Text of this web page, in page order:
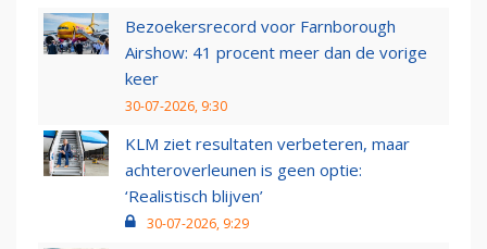
Bezoekersrecord voor Farnborough
Airshow: 41 procent meer dan de vorige
keer
30-07-2026, 9:30
KLM ziet resultaten verbeteren, maar
achteroverleunen is geen optie:
‘Realistisch blijven’
30-07-2026, 9:29